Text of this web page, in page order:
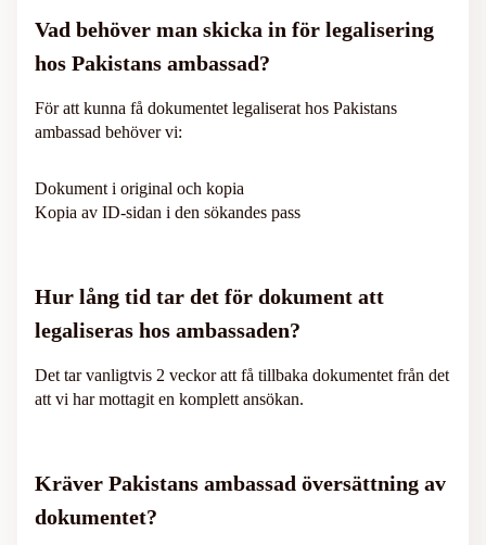
Vad behöver man skicka in för legalisering
hos Pakistans ambassad?
För att kunna få dokumentet legaliserat hos Pakistans
ambassad behöver vi:
Dokument i original och kopia
Kopia av ID-sidan i den sökandes pass
Hur lång tid tar det för dokument att
legaliseras hos ambassaden?
Det tar vanligtvis 2 veckor att få tillbaka dokumentet från det
att vi har mottagit en komplett ansökan.
Kräver Pakistans ambassad översättning av
dokumentet?